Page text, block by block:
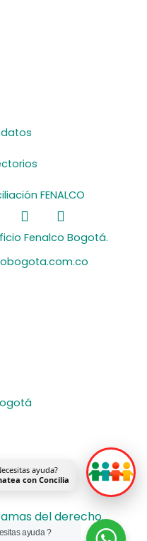
FENALCO
Y
o
u
u
S
p
o
i
Fenalco Bogotá.
del derecho.
ayuda?
con Concilia
ayuda ?